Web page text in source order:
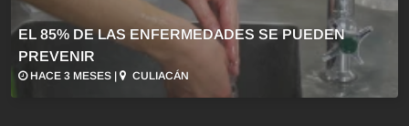
EL 85% DE LAS ENFERMEDADES SE PUEDEN
PREVENIR
HACE 3 MESES | CULIACÁN